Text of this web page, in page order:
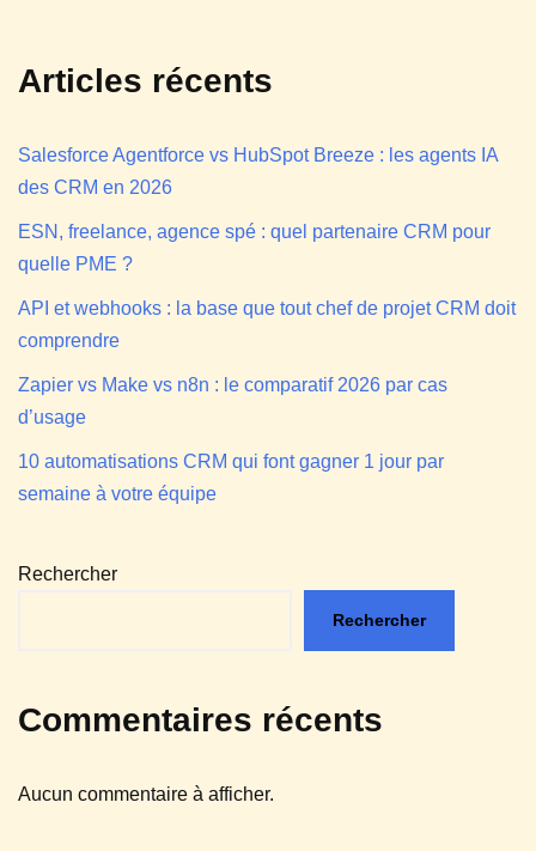
Articles récents
Salesforce Agentforce vs HubSpot Breeze : les agents IA
des CRM en 2026
ESN, freelance, agence spé : quel partenaire CRM pour
quelle PME ?
API et webhooks : la base que tout chef de projet CRM doit
comprendre
Zapier vs Make vs n8n : le comparatif 2026 par cas
d’usage
10 automatisations CRM qui font gagner 1 jour par
semaine à votre équipe
Rechercher
Rechercher
Commentaires récents
Aucun commentaire à afficher.